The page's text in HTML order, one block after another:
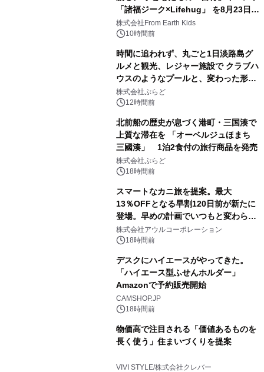
「諸福ジーク×Lifehug」 を8月23日
(日)開催
株式会社From Earth Kids
10時間前
時間に追われず、丸ごと1日淡路島グ
ルメと観光、レジャー施設で クラブハ
ウスのようなプールと、変わった形の
サウナも 「THE BOXY AWAJI」のお
得な素泊まり連泊プランで
株式会社ぷらど
12時間前
北前船の歴史が息づく港町・三国湊で
上質な滞在を 「オーベルジュほまち
三國湊」 1泊2食付の旅行商品を発売
株式会社ぷらど
18時間前
スマートなカニ旅を提案。最大
13％OFFとなる早割120日前が新たに
登場。早めの計画でいつもと変わらぬ
大人の冬旅を。ー夕日ヶ浦温泉「佳松
苑 別邸ふうか」ー
株式会社アウルコーポレーション
18時間前
デスクにハイエースがやってきた。
「ハイエース型ふせんホルダー」
Amazonで予約販売開始
CAMSHOP.JP
18時間前
物価高で注目される「価値あるものを
長く使う」住まいづくりを提案
VIVI STYLE/株式会社クレバー